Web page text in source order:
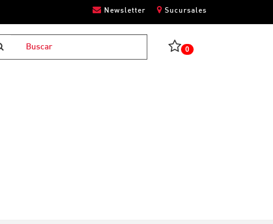
Newsletter Sucursales
0